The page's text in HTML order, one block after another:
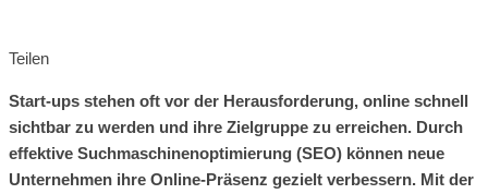
Teilen
Start-ups stehen oft vor der Herausforderung, online schnell
sichtbar zu werden und ihre Zielgruppe zu erreichen. Durch
effektive Suchmaschinenoptimierung (SEO) können neue
Unternehmen ihre Online-Präsenz gezielt verbessern. Mit der